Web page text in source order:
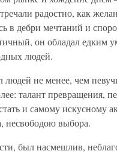
радостно, как
в дебри мечтаний и
он обладал едким
людей.
не менее, чем
талант превращения,
и самому искусному
несвободою выбора.
был насмешлив,